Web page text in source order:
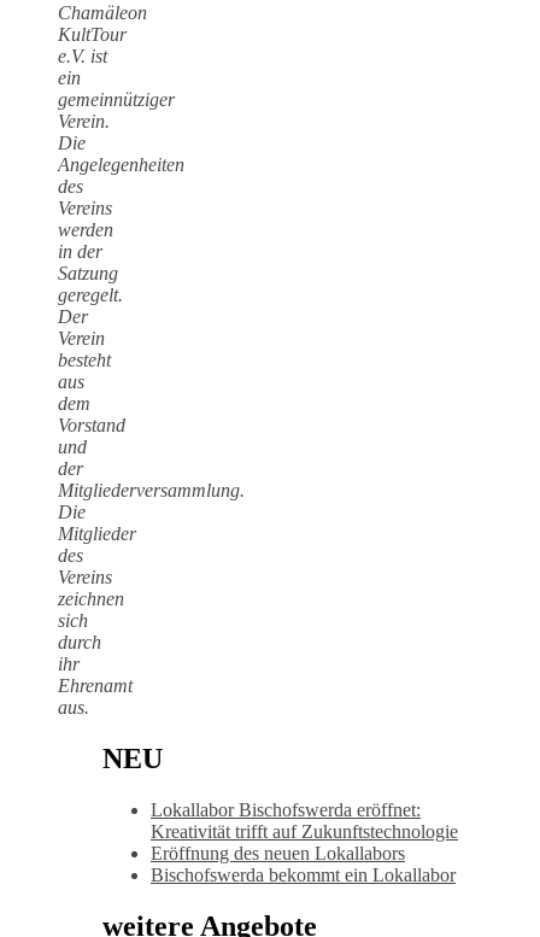
Chamäleon
KultTour
e.V. ist
ein
gemeinnütziger
Verein.
Die
Angelegenheiten
des
Vereins
werden
in der
Satzung
geregelt.
Der
Verein
besteht
aus
dem
Vorstand
und
der
Mitgliederversammlung.
Die
Mitglieder
des
Vereins
zeichnen
sich
durch
ihr
Ehrenamt
aus.
NEU
Lokallabor Bischofswerda eröffnet:
Kreativität trifft auf Zukunftstechnologie
Eröffnung des neuen Lokallabors
Bischofswerda bekommt ein Lokallabor
weitere Angebote